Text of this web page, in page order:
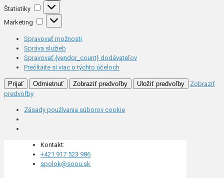
Štatistiky
Štatistiky
Marketing
Marketing
Spravovať možnosti
Správa služieb
Spravovať {vendor_count} dodávateľov
Prečítajte si viac o týchto účeloch
Prijať Odmietnuť Zobraziť predvoľby Uložiť predvoľby
Zobraziť
predvoľby
Zásady používania súborov cookie
Kontakt:
+421 917 523 986
spolok@soou.sk